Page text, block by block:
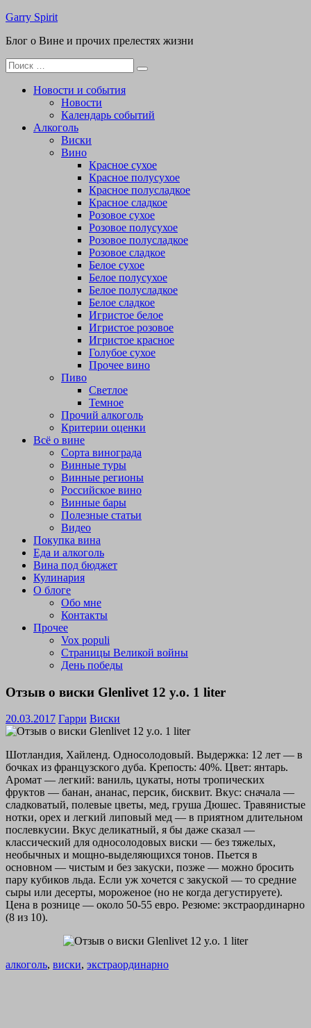
Перейти
содержимому
Garry Spirit
Блог о Вине и прочих прелестях жизни
Поиск
для:
Новости и события
Новости
Календарь событий
Алкоголь
Виски
Вино
Красное сухое
Красное полусухое
Красное полусладкое
Красное сладкое
Розовое сухое
Розовое полусухое
Розовое полусладкое
Розовое сладкое
Белое сухое
Белое полусухое
Белое полусладкое
Белое сладкое
Игристое белое
Игристое розовое
Игристое красное
Голубое сухое
Прочее вино
Пиво
Светлое
Темное
Прочий алкоголь
Критерии оценки
Всё о вине
Сорта винограда
Винные туры
Винные регионы
Российское вино
Винные бары
Полезные статьи
Видео
Покупка вина
Еда и алкоголь
Вина под бюджет
Кулинария
О блоге
Обо мне
Контакты
Прочее
Vox populi
Страницы Великой войны
День победы
Отзыв о виски Glenlivet 12 y.o. 1 liter
20.03.2017 Гарри Виски
Шотландия, Хайленд. Односолодовый. Выдержка: 12 лет — в
бочках из французского дуба. Крепость: 40%. Цвет: янтарь.
Аромат — легкий: ваниль, цукаты, ноты тропических
фруктов — банан, ананас, персик, бисквит. Вкус: сначала —
сладковатый, полевые цветы, мед, груша Дюшес. Травянистые
нотки, орех и легкий липовый мед — в приятном длительном
послевкусии. Вкус деликатный, я бы даже сказал —
классический для односолодовых виски — без тяжелых,
необычных и мощно-выделяющихся тонов. Пьется в
основном — чистым и без закуски, позже — можно бросить
пару кубиков льда. Если уж хочется с закуской — то средние
сыры или десерты, мороженое (но не когда дегустируете).
Цена в рознице — около 50-55 евро. Резюме: экстраординарно
(8 из 10).
алкоголь, виски, экстраординарно